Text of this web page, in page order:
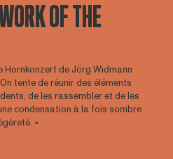
OF THE
de Jörg Widmann
tente de réunir des éléments
de les rassembler et de les
condensation à la fois sombre
»